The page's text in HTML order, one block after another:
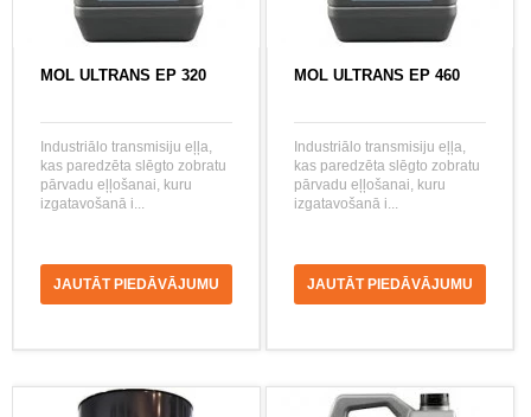
MOL ULTRANS EP 320
Industriālo transmisiju eļļa,
kas paredzēta slēgto zobratu
pārvadu eļļošanai, kuru
izgatavošanā i...
JAUTĀT PIEDĀVĀJUMU
MOL ULTRANS EP 460
Industriālo transmisiju eļļa,
kas paredzēta slēgto zobratu
pārvadu eļļošanai, kuru
izgatavošanā i...
JAUTĀT PIEDĀVĀJUMU